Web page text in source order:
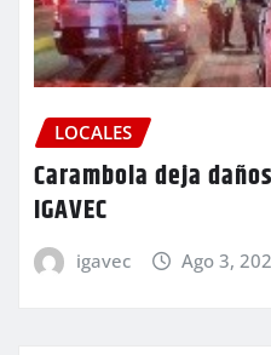
LOCALES
Carambola deja
IGAVEC
igavec Ago 3,